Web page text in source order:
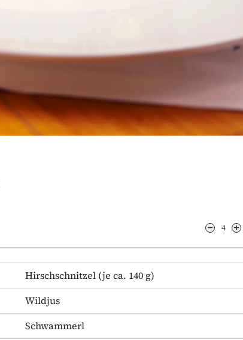
4
Hirschschnitzel (je ca. 140 g)
Wildjus
Schwammerl